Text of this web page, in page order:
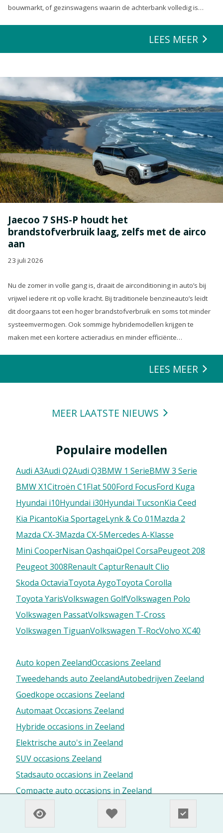
bouwmarkt, of gezinswagens waarin de achterbank volledig is
zeulen. We houden van onze auto’s en we verwachten dat ze alles
LEES MEER
Jaecoo 7 SHS-P houdt het
brandstofverbruik laag, zelfs met de airco
aan
23 juli 2026
Nu de zomer in volle gang is, draait de airconditioning in auto’s bij
vrijwel iedere rit op volle kracht. Bij traditionele benzineauto’s leidt
dit doorgaans tot een hoger brandstofverbruik en soms tot minder
systeemvermogen. Ook sommige hybridemodellen krijgen te
maken met een kortere actieradius en minder efficiënte
LEES MEER
MEER LAATSTE NIEUWS
Populaire modellen
Audi A3Audi Q2Audi Q3BMW 1 SerieBMW 3 Serie
BMW X1Citroën C1FIat 500Ford FocusFord Kuga
Hyundai i10Hyundai i30Hyundai TucsonKia Ceed
Kia PicantoKia SportageLynk & Co 01Mazda 2
Mazda CX-3Mazda CX-5Mercedes A-Klasse
Mini CooperNisan QashqaiOpel CorsaPeugeot 208
Peugeot 3008Renault CapturRenault Clio
Skoda OctaviaToyota AygoToyota Corolla
Toyota YarisVolkswagen GolfVolkswagen Polo
Volkswagen PassatVolkswagen T-Cross
Volkswagen TiguanVolkswagen T-RocVolvo XC40
Auto kopen ZeelandOccasions Zeeland
Tweedehands auto ZeelandAutobedrijven Zeeland
Goedkope occasions Zeeland
Automaat Occasions Zeeland
Hybride occasions in Zeeland
Elektrische auto's in Zeeland
SUV occasions Zeeland
Stadsauto occasions in Zeeland
Compacte auto occasions in Zeeland